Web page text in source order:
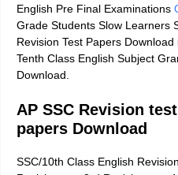
English Pre Final Examinations
Grade Students Slow Learners
Revision Test Papers
Tenth Class English Subject
Download.
AP SSC Revision
papers Download
SSC/10th Class English